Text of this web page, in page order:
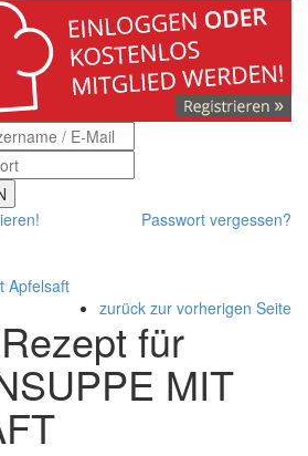
Passwort vergessen?
Apfelsaft
zurück zur vorherigen Seite
für
MIT